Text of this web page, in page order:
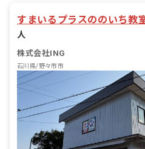
すまいるプラスののいち教
人
株式会社ING
石川県/野々市市